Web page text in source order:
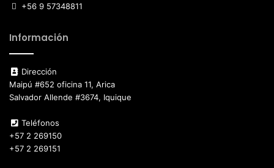
+56 9 57348811
Información
Dirección
Maipú #652 oficina 11, Arica
Salvador Allende #3674, Iquique
Teléfonos
+57 2 269150
+57 2 269151